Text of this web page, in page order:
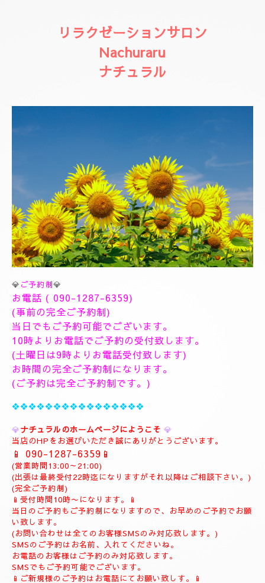
リラクゼーションサロン
Nachuraru
ナチュラル
💎ご予約制💎
お電話 ( 090-1287-6359
(事前の完全ご予約制)
当日でもご予約可能でございます。
10時よりお電話でご予約の受付致します。
(土曜日は9時よりお電話受付致します)
お時間の完全ご予約制になります。
(ご予約は完全ご予約制です。)
❖❖❖❖❖❖❖❖❖❖❖❖❖❖❖❖